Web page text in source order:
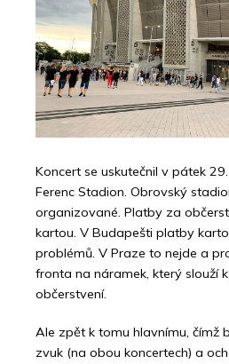
Koncert se uskutečnil v pátek
Ferenc Stadion. Obrovský
organizované. Platby za
kartou. V Budapešti platby
problémů. V Praze to nejde a
fronta na náramek, který slouží
občerstvení.
Ale zpět k tomu hlavnímu, čímž
zvuk (na obou koncertech) a